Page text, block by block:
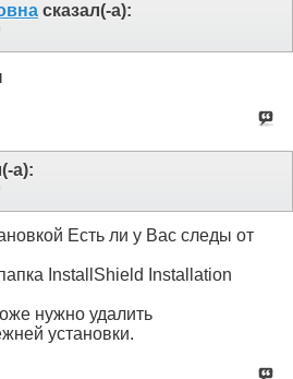
сказал(-а):
а):
Есть ли у Вас следы от
InstallShield Installation
нужно удалить
установки.